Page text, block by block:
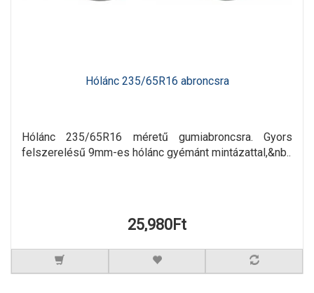
Hólánc 235/65R16 abroncsra
Hólánc 235/65R16 méretű gumiabroncsra. Gyors
felszerelésű 9mm-es hólánc gyémánt mintázattal,&nb..
25,980Ft